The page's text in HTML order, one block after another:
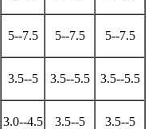
5--7.5 5--7.5 5--7.5
3.5--5 3.5--5.5 3.5--5.5
3.0--4.5 3.5--5 3.5--5